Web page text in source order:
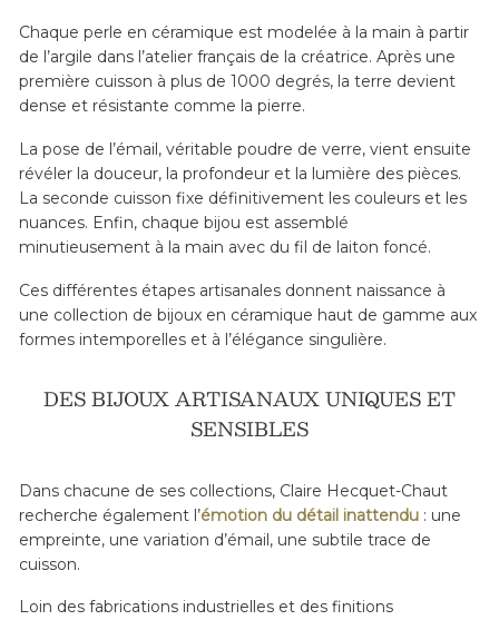
Chaque perle en céramique est modelée à la main à partir
de l’argile dans l’atelier français de la créatrice. Après une
première cuisson à plus de 1000 degrés, la terre devient
dense et résistante comme la pierre.
La pose de l’émail, véritable poudre de verre, vient ensuite
révéler la douceur, la profondeur et la lumière des pièces.
La seconde cuisson fixe définitivement les couleurs et les
nuances. Enfin, chaque bijou est assemblé
minutieusement à la main avec du fil de laiton foncé.
Ces différentes étapes artisanales donnent naissance à
une collection de bijoux en céramique haut de gamme aux
formes intemporelles et à l’élégance singulière.
DES BIJOUX ARTISANAUX UNIQUES ET
SENSIBLES
Dans chacune de ses collections, Claire Hecquet-Chaut
recherche également l’émotion du détail inattendu : une
empreinte, une variation d’émail, une subtile trace de
cuisson.
Loin des fabrications industrielles et des finitions